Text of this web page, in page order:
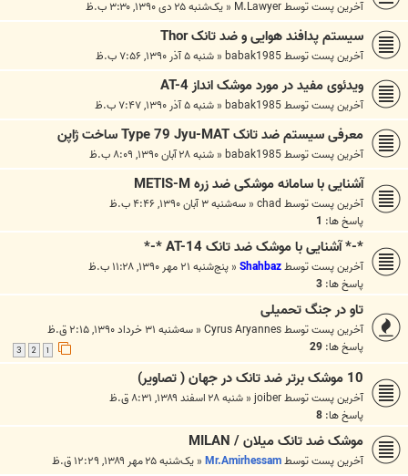
آخرین پست توسطM.Lawyer
« یک‌شنبه ۲۵ دی ۱۳۹۰, ۳:۳۰ ب.ظ
سیستم پدافند هوایی و ضد تانک Thor
آخرین پست توسطbabak1985
« شنبه ۵ آذر ۱۳۹۰, ۷:۵۶ ب.ظ
ویدئوی مفید در مورد موشک انداز AT-4
آخرین پست توسطbabak1985
« شنبه ۵ آذر ۱۳۹۰, ۷:۴۷ ب.ظ
معرفی سیستم ضد تانک Type 79 Jyu-MAT ساخت ژاپن
آخرین پست توسطbabak1985
« شنبه ۲۸ آبان ۱۳۹۰, ۸:۰۹ ب.ظ
آشنایی با سامانه موشکی ضد زره METIS-M
آخرین پست توسط chad
« سه‌شنبه ۳ آبان ۱۳۹۰, ۴:۴۶ ب.ظ
پاسخ ها: 1
*-* آشنایی با موشک ضد تانک AT-14 *-*
آخرین پست توسطShahbaz
« پنج‌شنبه ۲۱ مهر ۱۳۹۰, ۱۱:۲۸ ب.ظ
پاسخ ها: 3
تاو در جنگ تحمیلی
آخرین پست توسطCyrus Aryannes
« سه‌شنبه ۳۱ خرداد ۱۳۹۰, ۲:۱۵ ق.ظ
پاسخ ها: 29
1
2
3
10 موشک برتر ضد تانک در جهان ( تصاویر)
آخرین پست توسطjoiber
« شنبه ۲۸ اسفند ۱۳۸۹, ۸:۳۱ ق.ظ
پاسخ ها: 8
موشک ضد تانک میلان / MILAN
آخرین پست توسطMr.Amirhessam
« یک‌شنبه ۲۵ مهر ۱۳۸۹, ۱۲:۲۹ ق.ظ